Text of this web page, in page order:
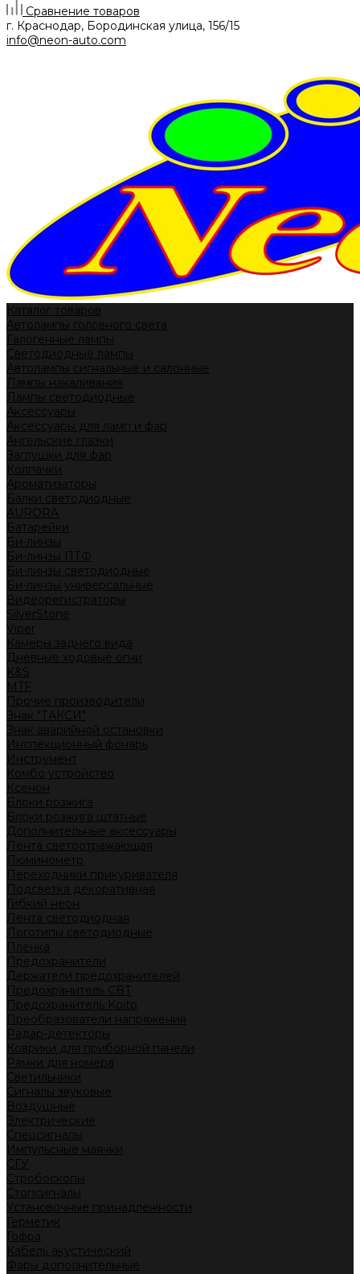
Сравнение товаров
г. Краснодар, Бородинская улица, 156/15
info@neon-auto.com
Каталог товаров
Автолампы головного света
Галогенные лампы
Светодиодные лампы
Автолампы сигнальные и салонные
Лампы накаливания
Лампы светодиодные
Аксессуары
Аксессуары для ламп и фар
Ангельские глазки
Заглушки для фар
Колпачки
Ароматизаторы
Балки светодиодные
AURORA
Батарейки
Би-линзы
Би-линзы ПТФ
Би-линзы светодиодные
Би-линзы универсальные
Видеорегистраторы
SilverStone
Viper
Камеры заднего вида
Дневные ходовые огни
K&S
MTF
Прочие производители
Знак "ТАКСИ"
Знак аварийной остановки
Инспекционный фонарь
Инструмент
Комбо устройство
Ксенон
Блоки розжига
Блоки розжига штатные
Дополнительные аксессуары
Лента светоотражающая
Люминометр
Переходники прикуривателя
Подсветка декоративная
Гибкий неон
Лента светодиодная
Логотипы светодиодные
Пленка
Предохранители
Держатели предохранителей
Предохранитель CBT
Предохранитель Koito
Преобразователи напряжения
Радар-детекторы
Коврики для приборной панели
Рамки для номера
Светильники
Сигналы звуковые
Воздушные
Электрические
Спецсигналы
Импульсные маячки
СГУ
Стробоскопы
Стопсигналы
Установочные принадлежности
Герметик
Гофра
Кабель акустический
Фары дополнительные